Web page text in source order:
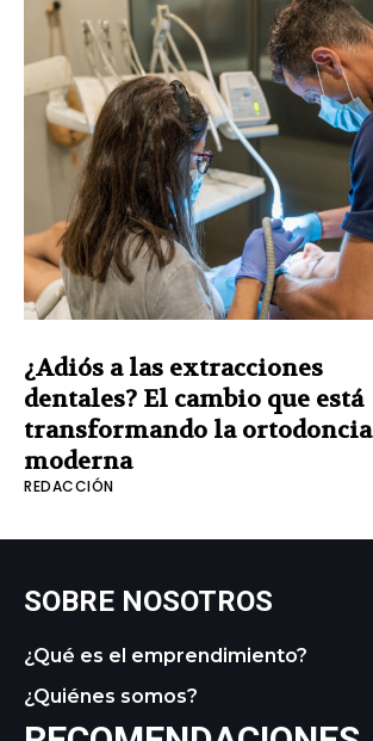
¿Adiós a las extracciones
dentales? El cambio que está
transformando la ortodoncia
moderna
REDACCIÓN
SOBRE NOSOTROS
¿Qué es el emprendimiento?
¿Quiénes somos?